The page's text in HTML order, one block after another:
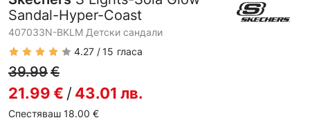
Sandal-Hyper-Coast
407033N-BKLM Детски сандали
4.27
15 гласа
39.99€
21.99€ /43.01 лв.
Спестяваш 18.00 €